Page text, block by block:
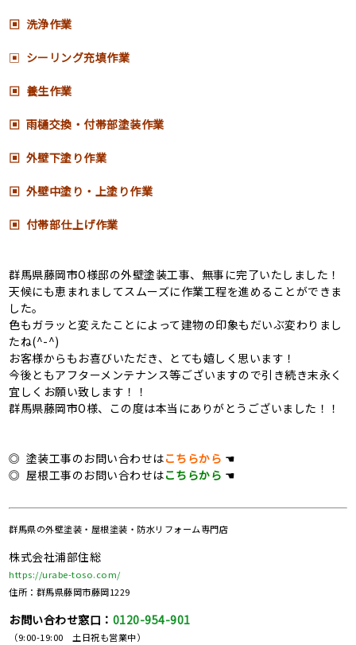
▣ 洗浄作業
▣ シーリング充填作業
▣ 養生作業
▣ 雨樋交換・付帯部塗装作業
▣ 外壁下塗り作業
▣ 外壁中塗り・上塗り作業
▣ 付帯部仕上げ作業
群馬県藤岡市O様邸の外壁塗装工事、無事に完了いたしました！
天候にも恵まれましてスムーズに作業工程を進めることができま
した。
色もガラッと変えたことによって建物の印象もだいぶ変わりまし
たね(^-^)
お客様からもお喜びいただき、とても嬉しく思います！
今後ともアフターメンテナンス等ございますので引き続き末永く
宜しくお願い致します！！
群馬県藤岡市O様、この度は本当にありがとうございました！！
◎ 塗装工事のお問い合わせはこちらから ☚
◎ 屋根工事のお問い合わせはこちらから ☚
群馬県の外壁塗装・屋根塗装・防水リフォーム専門店
株式会社浦部住総
https://urabe-toso.com/
住所：群馬県藤岡市藤岡1229
お問い合わせ窓口： 0120-954-901
（9:00-19:00 土日祝も営業中）